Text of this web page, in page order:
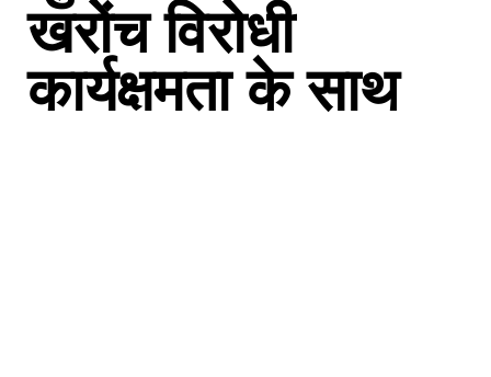
खरोंच विरोधी
कार्यक्षमता के साथ